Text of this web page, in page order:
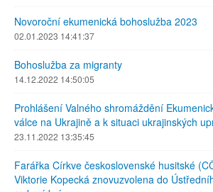
Novoroční ekumenická bohoslužba 2023
02.01.2023 14:41:37
Bohoslužba za migranty
14.12.2022 14:50:05
Prohlášení Valného shromáždění
válce na Ukrajině a k situaci ukrajinských
23.11.2022 13:35:45
Farářka Církve československé husitské
Viktorie Kopecká znovuzvolena do